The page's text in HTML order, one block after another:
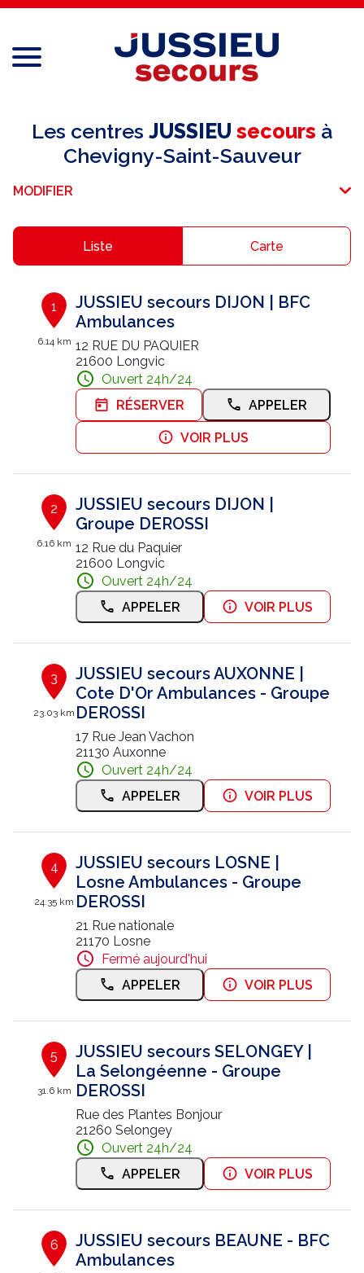
Menu
Réseau national
Services aux professionnels
E-paiement
Une question ?
Nous contacter
Trouver un centre JUSSIEU
Les centres JUSSIEU secours à
Chevigny-Saint-Sauveur
MODIFIER
Liste Carte
1
6.14 km
JUSSIEU secours DIJON | BFC
Ambulances
12 RUE DU PAQUIER
21600 Longvic
Ouvert 24h/24
RÉSERVER
APPELER
VOIR PLUS
2
6.16 km
JUSSIEU secours DIJON |
Groupe DEROSSI
12 Rue du Paquier
21600 Longvic
Ouvert 24h/24
APPELER
VOIR PLUS
3
23.03 km
JUSSIEU secours AUXONNE |
Cote D'Or Ambulances - Groupe
DEROSSI
17 Rue Jean Vachon
21130 Auxonne
Ouvert 24h/24
APPELER
VOIR PLUS
4
24.35 km
JUSSIEU secours LOSNE |
Losne Ambulances - Groupe
DEROSSI
21 Rue nationale
21170 Losne
Fermé aujourd'hui
APPELER
VOIR PLUS
5
31.6 km
JUSSIEU secours SELONGEY |
La Selongéenne - Groupe
DEROSSI
Rue des Plantes Bonjour
21260 Selongey
Ouvert 24h/24
APPELER
VOIR PLUS
6
JUSSIEU secours BEAUNE - BFC
Ambulances